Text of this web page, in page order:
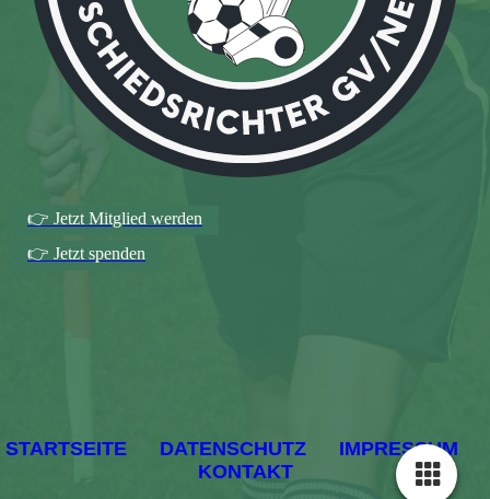
👉 Jetzt Mitglied werden
👉 Jetzt spenden
STARTSEITE DATENSCHUTZ
IMPRESSUM
KONTAKT